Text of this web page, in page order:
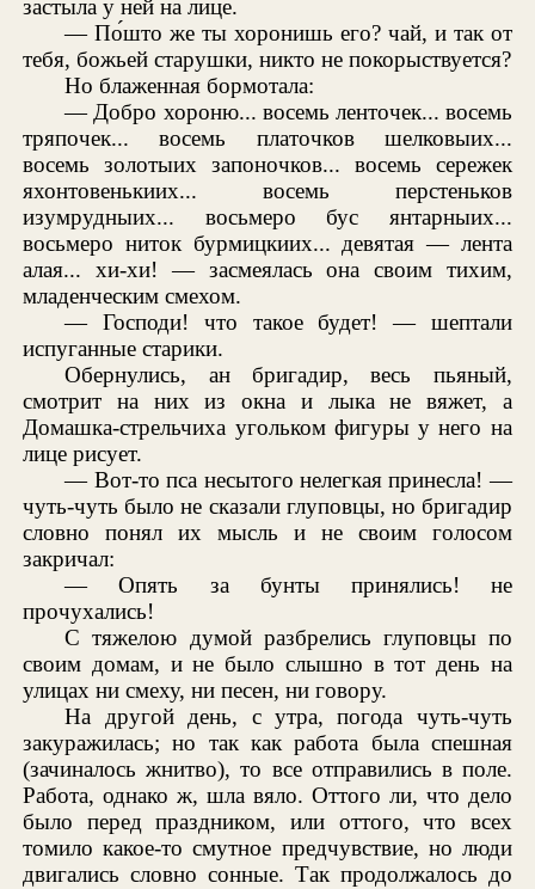
застыла у ней на лице.
— По́што же ты хоронишь его? чай, и так от
тебя, божьей старушки, никто не покорыствуется?
Но блаженная бормотала:
— Добро хороню... восемь ленточек... восемь
тряпочек... восемь платочков шелковыих...
восемь золотыих запоночков... восемь сережек
яхонтовенькиих... восемь перстеньков
изумрудныих... восьмеро бус янтарныих...
восьмеро ниток бурмицкиих... девятая — лента
алая... хи-хи! — засмеялась она своим тихим,
младенческим смехом.
— Господи! что такое будет! — шептали
испуганные старики.
Обернулись, ан бригадир, весь пьяный,
смотрит на них из окна и лыка не вяжет, а
Домашка-стрельчиха угольком фигуры у него на
лице рисует.
— Вот-то пса несытого нелегкая принесла! —
чуть-чуть было не сказали глуповцы, но бригадир
словно понял их мысль и не своим голосом
закричал:
— Опять за бунты принялись! не
прочухались!
С тяжелою думой разбрелись глуповцы по
своим домам, и не было слышно в тот день на
улицах ни смеху, ни песен, ни говору.
На другой день, с утра, погода чуть-чуть
закуражилась; но так как работа была спешная
(зачиналось жнитво), то все отправились в поле.
Работа, однако ж, шла вяло. Оттого ли, что дело
было перед праздником, или оттого, что всех
томило какое-то смутное предчувствие, но люди
двигались словно сонные. Так продолжалось до